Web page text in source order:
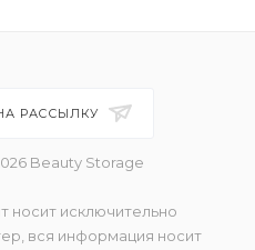
РАССЫЛКУ
Beauty Storage
носит исключительно
вся информация носит